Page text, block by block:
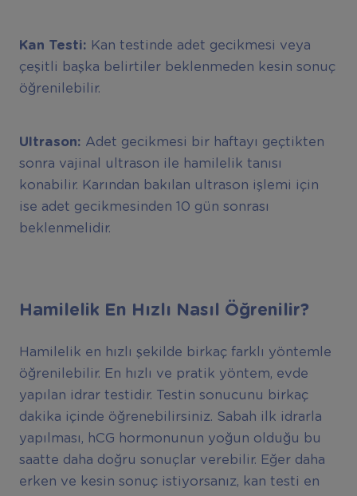
Kan Testi: Kan testinde adet gecikmesi veya
çeşitli başka belirtiler beklenmeden kesin sonuç
öğrenilebilir.
Ultrason: Adet gecikmesi bir haftayı geçtikten
sonra vajinal ultrason ile hamilelik tanısı
konabilir. Karından bakılan ultrason işlemi için
ise adet gecikmesinden 10 gün sonrası
beklenmelidir.
Hamilelik En Hızlı Nasıl Öğrenilir?
Hamilelik en hızlı şekilde birkaç farklı yöntemle
öğrenilebilir. En hızlı ve pratik yöntem, evde
yapılan idrar testidir. Testin sonucunu birkaç
dakika içinde öğrenebilirsiniz. Sabah ilk idrarla
yapılması, hCG hormonunun yoğun olduğu bu
saatte daha doğru sonuçlar verebilir. Eğer daha
erken ve kesin sonuç istiyorsanız, kan testi en